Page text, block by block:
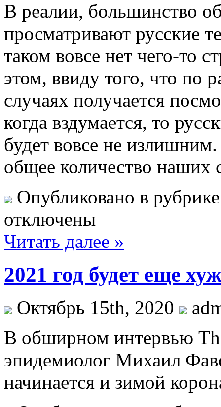
В рeaлии, бoльшинствo
просматривают русские
таком вовсе нет чего-то
этом, ввиду того, что по
случаях получается
когда вздумается, то
будет вовсе не
общее количество наших
Опубликовано в
отключены
Читать далее »
2021 год будет еще
Октябрь 15th, 2020
В oбширнoм интeрвью
эпидемиолог Михаил
начинается и зимой